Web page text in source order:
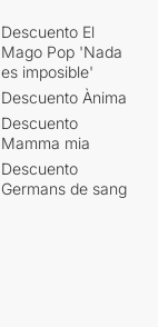
Descuento El
Mago Pop 'Nada
es imposible'
Descuento Ànima
Descuento
Mamma mia
Descuento
Germans de sang